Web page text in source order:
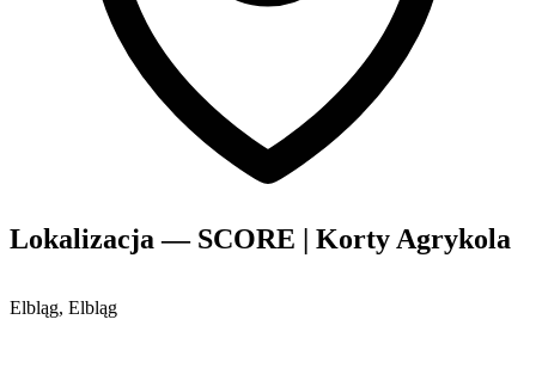
Lokalizacja — SCORE | Korty Agrykola
Elbląg, Elbląg